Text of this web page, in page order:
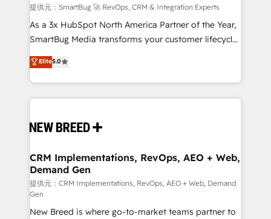
HubSpot導入・活用支援 顧客データの一元化から、
GTMの見える化・自動化まで。全Hub統合運用、デー
タ品質設計、グループ横断のCRM統合に対応します。
の一部をAIが自律実行する組織への移行を設計・実装。
Breeze・Claude等をHubSpotと連携させ、役割定義・
革を、構想から実装・定着までPMOとして主導。「設
の統合・浸透・変革管理を実行します。 ▸ CMS戦略設
計・構築：リード獲得・CVR・SEOを前提にした情報設
計・導線設計・テンプレート設計をContent Hubで一体
提供。 ▸ 既存CRM・MAからの移行支援：Salesforce・
Marketo・Pardot等からの移行、カスタム設計、履歴
提供元：SmartBug 🚀 RevOps, CRM & Integration Experts
As a 3x HubSpot North America Partner of the Year,
SmartBug Media transforms your customer lifecycle
into a revenue engine. Our unified ecosystem
includes specialized divisions Globalia (AI &
Software) and Point Success Media (Paid Media),
making this the official home for all three brands. 🔄
and system integrations powered by Globalia’s
trainers to drive platform adoption. 📈 Revenue
Generation - Full-funnel marketing and high-
performance advertising via Point Success Media. -
Expert deployment of Breeze AI and custom agents
to automate growth. 🏆 Elite Excellence - 8 platform
Elite5.0
CRM Implementations, RevOps, AEO + Web,
Demand Gen
提供元：CRM Implementations, RevOps, AEO + Web, Demand
Gen
New Breed is where go-to-market teams partner to